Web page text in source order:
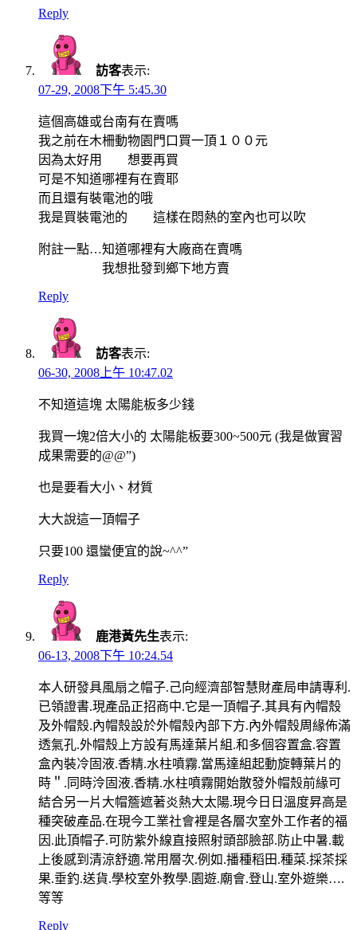
Reply
訪客表示:
07-29, 2008下午 5:45.30
這個高雄或台南有在賣嗎
我之前在木柵動物園門口買一頂１００元
因為太好用 想要再買
可是不知道哪裡有在賣耶
而且還有裝電池的哦
我是買裝電池的 這樣在悶熱的室內也可以吹
附註一點…知道哪裡有大廠商在賣嗎
我想批發到鄉下地方賣
Reply
訪客表示:
06-30, 2008上午 10:47.02
不知道這塊 太陽能板多少錢
我買一塊2倍大小的 太陽能板要300~500元 (我是做實習
成果需要的@@”)
也是要看大小、材質
大大說這一頂帽子
只要100 還蠻便宜的說~^^”
Reply
鹿港黃先生表示:
06-13, 2008下午 10:24.54
本人研發具風扇之帽子.己向經濟部智慧財產局申請專利.
已領證書.現產品正招商中.它是一頂帽子.其具有內帽殼
及外帽殼.內帽殼設於外帽殼內部下方.內外帽殼周緣佈滿
透氣孔.外帽殼上方設有馬達葉片組.和多個容置盒.容置
盒內裝冷固液.香精.水柱噴霧.當馬達組起動旋轉葉片的
時＂.同時泠固液.香精.水柱噴霧開始散發外帽殼前緣可
結合另一片大帽簷遮著炎熱大太陽.現今日日溫度昇高是
種突破產品.在現今工業社會裡是各層次室外工作者的福
因.此頂帽子.可防紫外線直接照射頭部臉部.防止中暑.載
上後感到清涼舒適.常用層次.例如.播種稻田.種菜.採茶採
果.垂釣.送貨.學校室外教學.園遊.廟會.登山.室外遊樂….
等等
Reply